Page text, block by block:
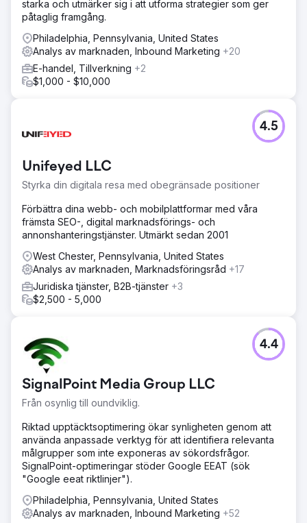
starka och utmärker sig i att utforma strategier som ger
påtaglig framgång.
Philadelphia, Pennsylvania, United States
Analys av marknaden, Inbound Marketing +20
E-handel, Tillverkning +2
$1,000 - $10,000
Unifeyed LLC
Styrka din digitala resa med obegränsade positioner
4.5
Förbättra dina webb- och mobilplattformar med våra
främsta SEO-, digital marknadsförings- och
annonshanteringstjänster. Utmärkt sedan 2001
West Chester, Pennsylvania, United States
Analys av marknaden, Marknadsföringsråd +17
Juridiska tjänster, B2B-tjänster +3
$2,500 - 5,000
SignalPoint Media Group LLC
Från osynlig till oundviklig.
4.4
Riktad upptäcktsoptimering ökar synligheten genom att
använda anpassade verktyg för att identifiera relevanta
målgrupper som inte exponeras av sökordsfrågor.
SignalPoint-optimeringar stöder Google EEAT (sök
"Google eeat riktlinjer").
Philadelphia, Pennsylvania, United States
Analys av marknaden, Inbound Marketing +52